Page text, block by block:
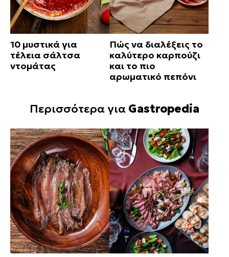
10 μυστικά για
τέλεια σάλτσα
ντομάτας
Πώς να διαλέξεις το
καλύτερο καρπούζι
και το πιο
αρωματικό πεπόνι
Περισσότερα για Gastropedia